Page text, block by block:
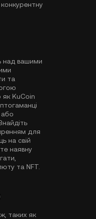
конкурентну
над вашими
та
як KuCoin
або
для
на свій
наявну
та NFT.
таких як